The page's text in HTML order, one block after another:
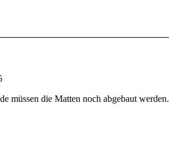
müssen die Matten noch abgebaut werden.